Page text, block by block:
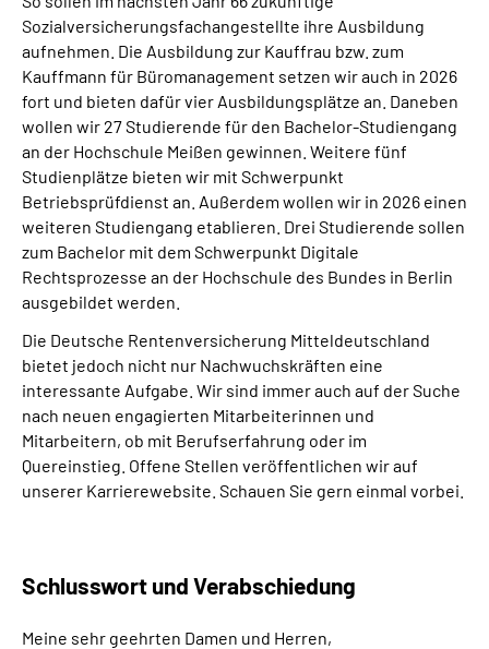
Sozialversicherungsfachangestellte ihre Ausbildung
aufnehmen. Die Ausbildung zur Kauffrau bzw. zum
Kauffmann für Büromanagement setzen wir auch in 2026
fort und bieten dafür vier Ausbildungsplätze an. Daneben
wollen wir 27 Studierende für den Bachelor-Studiengang
an der Hochschule Meißen gewinnen. Weitere fünf
Studienplätze bieten wir mit Schwerpunkt
Betriebsprüfdienst an. Außerdem wollen wir in 2026 einen
weiteren Studiengang etablieren. Drei Studierende sollen
zum Bachelor mit dem Schwerpunkt Digitale
Rechtsprozesse an der Hochschule des Bundes in Berlin
ausgebildet werden.
Die Deutsche Rentenversicherung Mitteldeutschland
bietet jedoch nicht nur Nachwuchskräften eine
interessante Aufgabe. Wir sind immer auch auf der Suche
nach neuen engagierten Mitarbeiterinnen und
Mitarbeitern, ob mit Berufserfahrung oder im
Quereinstieg. Offene Stellen veröffentlichen wir auf
unserer Karrierewebsite. Schauen Sie gern einmal vorbei.
Schlusswort und Verabschiedung
Meine sehr geehrten Damen und Herren,